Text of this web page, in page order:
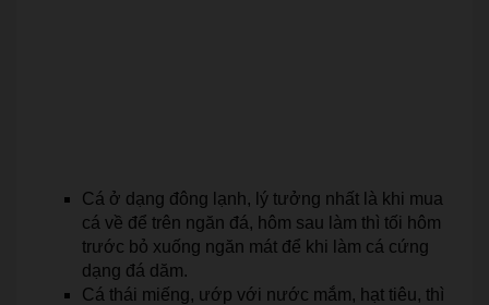
Cá ở dạng đông lạnh, lý tưởng nhất là khi mua
cá về để trên ngăn đá, hôm sau làm thì tối hôm
trước bỏ xuống ngăn mát để khi làm cá cứng
dạng đá dăm.
Cá thái miếng, ướp với nước mắm, hạt tiêu, thì